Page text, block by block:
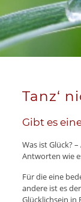
Tanz‘
Gibt es
Was ist Glück?
Antworten wie
Für die eine
andere ist es
Glücklichsein in